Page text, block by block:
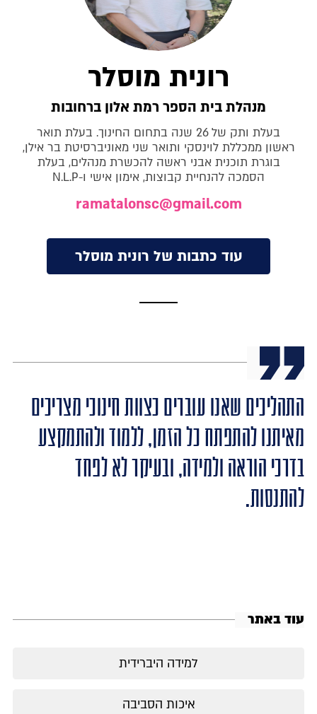
רונית מוסלר
מנהלת בית הספר רמת אלון ברחובות
בעלת ותק של 26 שנה בתחום החינוך. בעלת תואר
ראשון ממכללת לוינסקי ותואר שני מאוניברסיטת בר אילן,
בוגרת תוכנית אבני ראשה להכשרת מנהלים, בעלת
הסמכה להנחיית קבוצות, אימון אישי ו-N.L.P
ramatalonsc@gmail.com
עוד כתבות של רונית מוסלר
התהליכים שאנו עוברים כצוות חינוכי מצריכים
מאיתנו להתפתח כל הזמן, ללמוד ולהתמקצע
בדרכי הוראה ולמידה, ובעיקר לא לפחד
להתנסות.
עוד באתר
למידה היברידית
איכות הסביבה